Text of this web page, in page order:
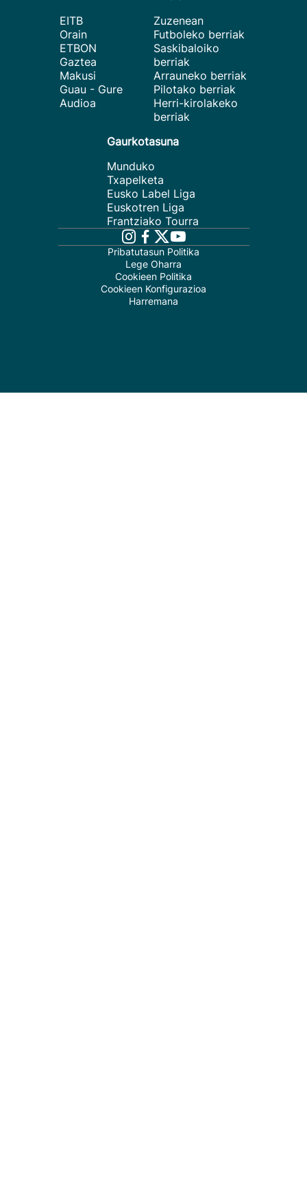
EITB
Orain
ETBON
Gaztea
Makusi
Guau - Gure
Audioa
Zuzenean
Futboleko berriak
Saskibaloiko
berriak
Arrauneko berriak
Pilotako berriak
Herri-kirolakeko
berriak
Gaurkotasuna
Munduko
Txapelketa
Eusko Label Liga
Euskotren Liga
Frantziako Tourra
Pribatutasun Politika
Lege Oharra
Cookieen Politika
Cookieen Konfigurazioa
Harremana